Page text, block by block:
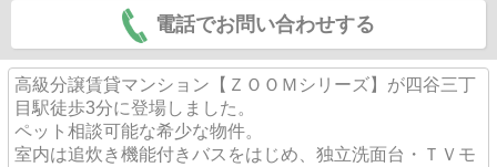
電話でお問い合わせする
高級分譲賃貸マンション【ＺＯＯＭシリーズ】が四谷三丁
目駅徒歩3分に登場しました。
ペット相談可能な希少な物件。
室内は追炊き機能付きバスをはじめ、独立洗面台・ＴＶモ